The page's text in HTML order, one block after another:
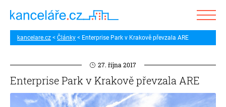
kancelare.cz Články Enterprise Park v Krakově převzala ARE
27. října 2017
Enterprise Park v Krakově převzala ARE